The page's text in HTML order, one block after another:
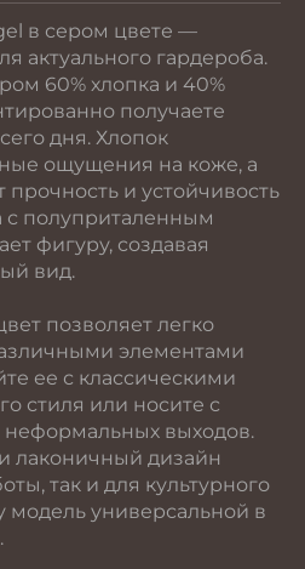
в сером цвете —
актуального гардероба.
60% хлопка и 40%
получаете
дня. Хлопок
ощущения на коже, а
прочность и устойчивость
с полуприталенным
фигуру, создавая
вид.
позволяет легко
элементами
ее с классическими
стиля или носите с
выходов.
лаконичный дизайн
так и для культурного
модель универсальной в